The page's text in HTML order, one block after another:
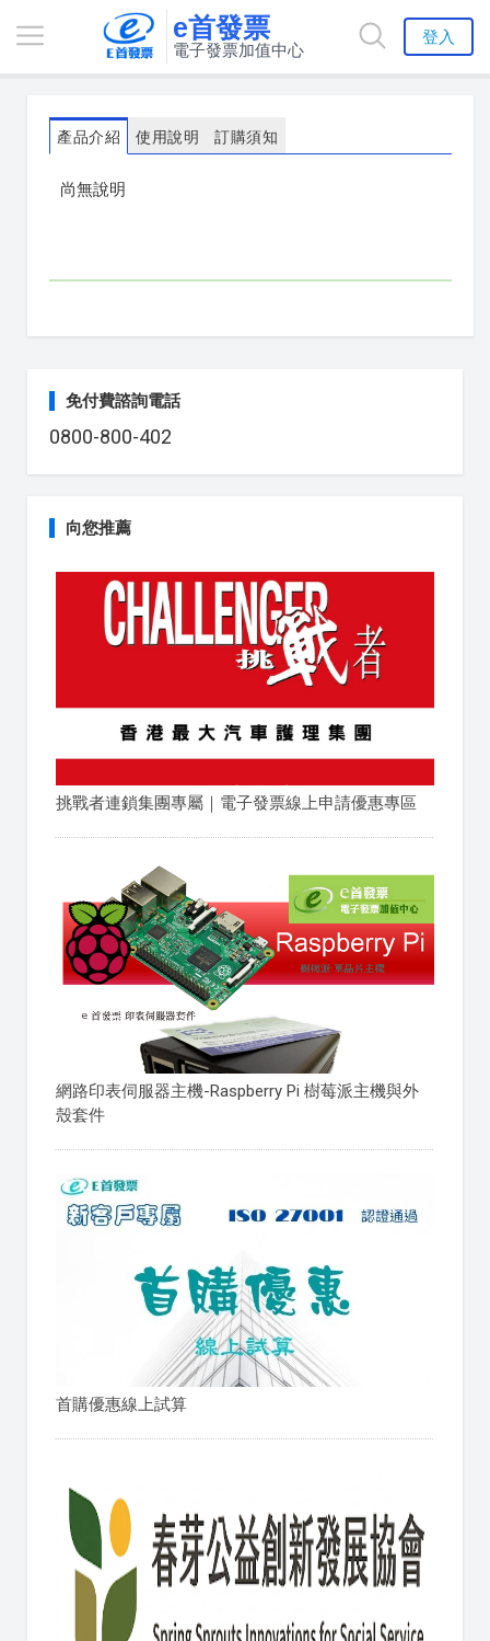
e首發票
電子發票加值中心
登入
產品介紹 使用說明 訂購須知
尚無說明
免付費諮詢電話
0800-800-402
向您推薦
挑戰者連鎖集團專屬｜電子發票線上申請優惠專區
網路印表伺服器主機-Raspberry Pi 樹莓派主機與外
殼套件
首購優惠線上試算